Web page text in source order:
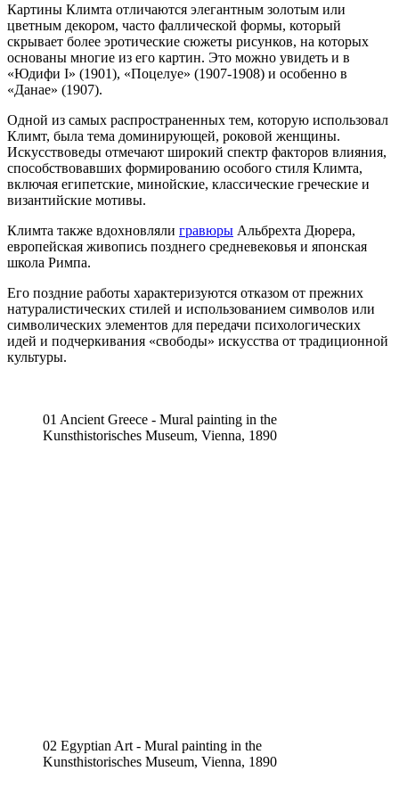
Картины Климта отличаются элегантным золотым или
цветным декором, часто фаллической формы, который
скрывает более эротические сюжеты рисунков, на которых
основаны многие из его картин. Это можно увидеть и в
«Юдифи I» (1901), «Поцелуе» (1907-1908) и особенно в
«Данае» (1907).
Одной из самых распространенных тем, которую использовал
Климт, была тема доминирующей, роковой женщины.
Искусствоведы отмечают широкий спектр факторов влияния,
способствовавших формированию особого стиля Климта,
включая египетские, минойские, классические греческие и
византийские мотивы.
Климта также вдохновляли гравюры Альбрехта Дюрера,
европейская живопись позднего средневековья и японская
школа Римпа.
Его поздние работы характеризуются отказом от прежних
натуралистических стилей и использованием символов или
символических элементов для передачи психологических
идей и подчеркивания «свободы» искусства от традиционной
культуры.
01 Ancient Greece - Mural painting in the
Kunsthistorisches Museum, Vienna, 1890
02 Egyptian Art - Mural painting in the
Kunsthistorisches Museum, Vienna, 1890